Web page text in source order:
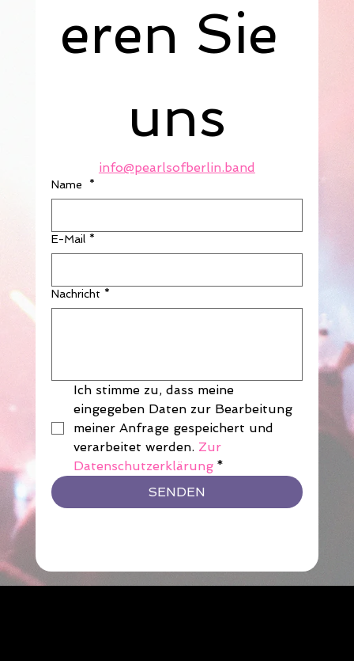
eren Sie
uns
info@pearlsofberlin.band
Name *
E-Mail *
Nachricht *
Ich stimme zu, dass meine
eingegeben Daten zur Bearbeitung
meiner Anfrage gespeichert und
verarbeitet werden. Zur
Datenschutzerklärung *
SENDEN